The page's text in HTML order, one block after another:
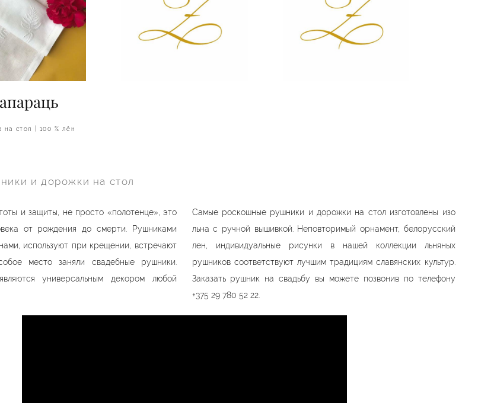
на стол | 100 % лён
и дорожки на стол
и защиты, не просто «полотенце», это
от рождения до смерти. Рушниками
используют при крещении, встречают
место заняли свадебные рушники.
универсальным декором любой
Самые роскошные рушники и дорожки на стол изготовлены изо
льна с ручной вышивкой. Неповторимый орнамент, белорусский
лен, индивидуальные рисунки в нашей коллекции льняных
рушников соответствуют лучшим традициям славянских культур.
Заказать рушник на свадьбу вы можете позвонив по телефону
+375 29 780 52 22.